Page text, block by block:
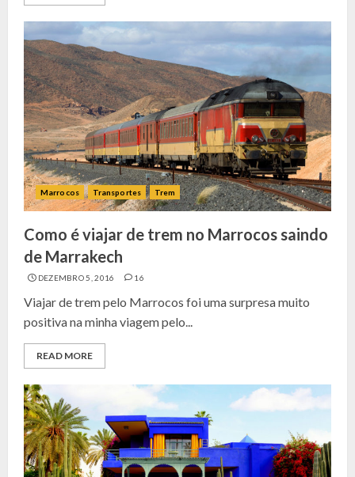
Marrocos Transportes Trem
Como é viajar de trem no Marrocos saindo
de Marrakech
DEZEMBRO 5, 2016 16
Viajar de trem pelo Marrocos foi uma surpresa muito
positiva na minha viagem pelo...
READ MORE